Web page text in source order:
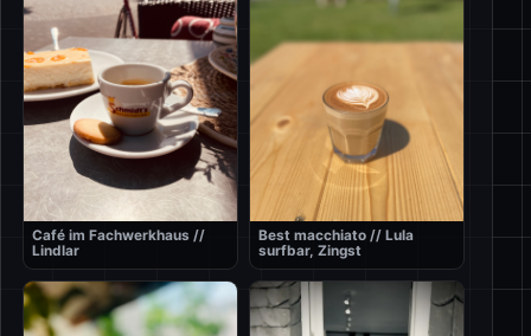
Café im Fachwerkhaus //
Lindlar
Best macchiato // Lula
surfbar, Zingst